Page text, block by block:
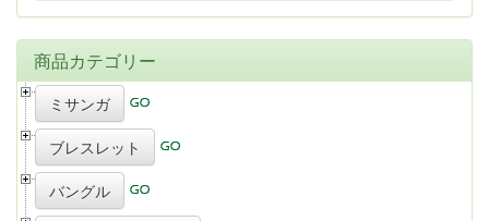
商品カテゴリー
ミサンガ
ブレスレット
バングル